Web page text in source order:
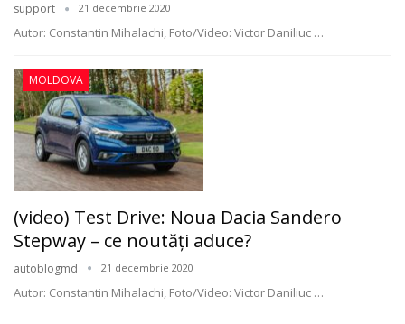
support 21 decembrie 2020
Autor: Constantin Mihalachi, Foto/Video: Victor Daniliuc …
MOLDOVA
(video) Test Drive: Noua Dacia Sandero
Stepway – ce noutăți aduce?
autoblogmd 21 decembrie 2020
Autor: Constantin Mihalachi, Foto/Video: Victor Daniliuc …